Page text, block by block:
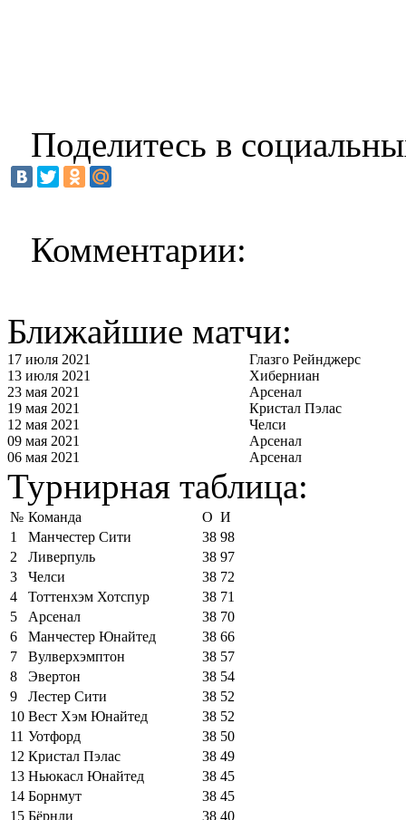
Поделитесь в
Комментарии:
Ближайшие матчи:
17 июля 2021
Глазго Рейнджерс
13 июля 2021
Хиберниан
23 мая 2021
Арсенал
19 мая 2021
Кристал Пэлас
12 мая 2021
Челси
09 мая 2021
Арсенал
06 мая 2021
Арсенал
Турнирная таблица:
№ Команда О И
1
Манчестер Сити 38 98
2
Ливерпуль 38 97
3
Челси 38 72
4
Тоттенхэм Хотспур 38 71
5
Арсенал 38 70
6
Манчестер Юнайтед 38 66
7
Вулверхэмптон 38 57
8
Эвертон 38 54
9
Лестер Сити 38 52
10 Вест Хэм Юнайтед 38 52
11 Уотфорд 38 50
12 Кристал Пэлас 38 49
13 Ньюкасл Юнайтед 38 45
14 Борнмут 38 45
15 Бёрнли 38 40